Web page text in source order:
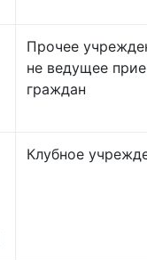
Прочее
не ведущее
граждан
Клубное